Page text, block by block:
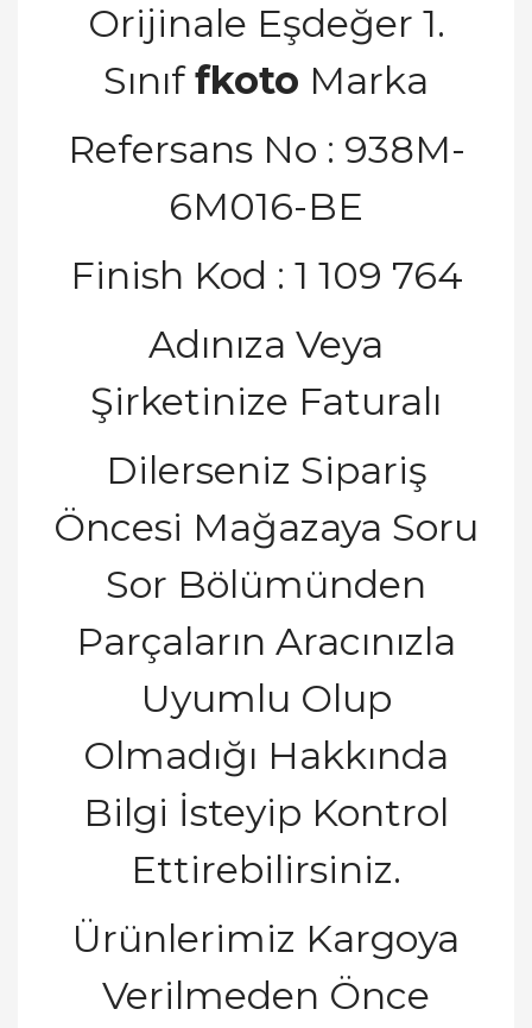
Orijinale Eşdeğer 1.
Sınıffkoto Marka
Refersans No : 938M-
6M016-BE
Finish Kod : 1 109 764
Adınıza Veya
Şirketinize Faturalı
Dilerseniz Sipariş
Öncesi Mağazaya Soru
Sor Bölümünden
Parçaların Aracınızla
Uyumlu Olup
Olmadığı Hakkında
Bilgi İsteyip Kontrol
Ettirebilirsiniz.
Ürünlerimiz Kargoya
Verilmeden Önce